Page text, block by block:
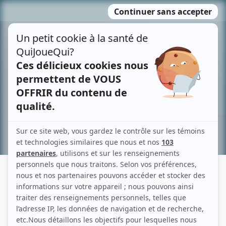
MENU
contenu
Recherche avancée »
ROGER DESORMIERS
Liens
Fiche de Roger Desormiers sur Showbizz.net